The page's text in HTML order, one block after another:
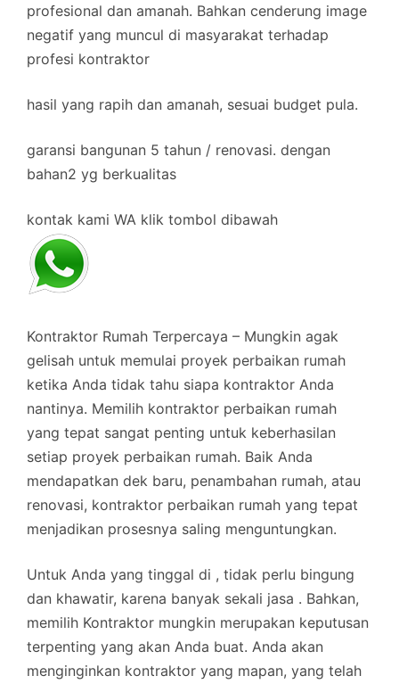
profesional dan amanah. Bahkan cenderung image
negatif yang muncul di masyarakat terhadap
profesi kontraktor
hasil yang rapih dan amanah, sesuai budget pula.
garansi bangunan 5 tahun / renovasi. dengan
bahan2 yg berkualitas
kontak kami WA klik tombol dibawah
Kontraktor Rumah Terpercaya – Mungkin agak
gelisah untuk memulai proyek perbaikan rumah
ketika Anda tidak tahu siapa kontraktor Anda
nantinya. Memilih kontraktor perbaikan rumah
yang tepat sangat penting untuk keberhasilan
setiap proyek perbaikan rumah. Baik Anda
mendapatkan dek baru, penambahan rumah, atau
renovasi, kontraktor perbaikan rumah yang tepat
menjadikan prosesnya saling menguntungkan.
Untuk Anda yang tinggal di , tidak perlu bingung
dan khawatir, karena banyak sekali jasa . Bahkan,
memilih Kontraktor mungkin merupakan keputusan
terpenting yang akan Anda buat. Anda akan
menginginkan kontraktor yang mapan, yang telah